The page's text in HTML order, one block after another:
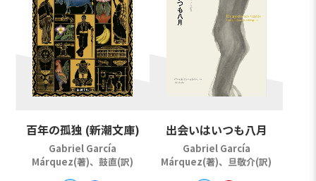
百年の孤独 (新潮文庫)
Gabriel García
Márquez(著)、鼓直(訳)
出会いはいつも八月
Gabriel García
Márquez(著)、旦敬介(訳)